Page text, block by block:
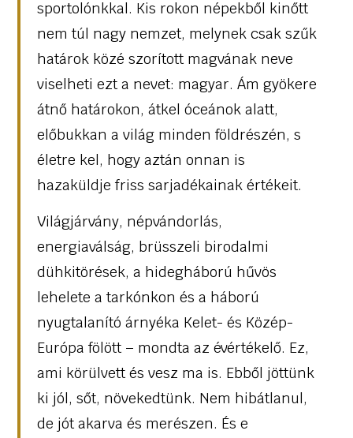
sportolónkkal. Kis rokon népekből kinőtt
nem túl nagy nemzet, melynek csak szűk
határok közé szorított magvának neve
viselheti ezt a nevet: magyar. Ám gyökere
átnő határokon, átkel óceánok alatt,
előbukkan a világ minden földrészén, s
életre kel, hogy aztán onnan is
hazaküldje friss sarjadékainak értékeit.
Világjárvány, népvándorlás,
energiaválság, brüsszeli birodalmi
dühkitörések, a hidegháború hűvös
lehelete a tarkónkon és a háború
nyugtalanító árnyéka Kelet- és Közép-
Európa fölött – mondta az évértékelő. Ez,
ami körülvett és vesz ma is. Ebből jöttünk
ki jól, sőt, növekedtünk. Nem hibátlanul,
de jót akarva és merészen. És e